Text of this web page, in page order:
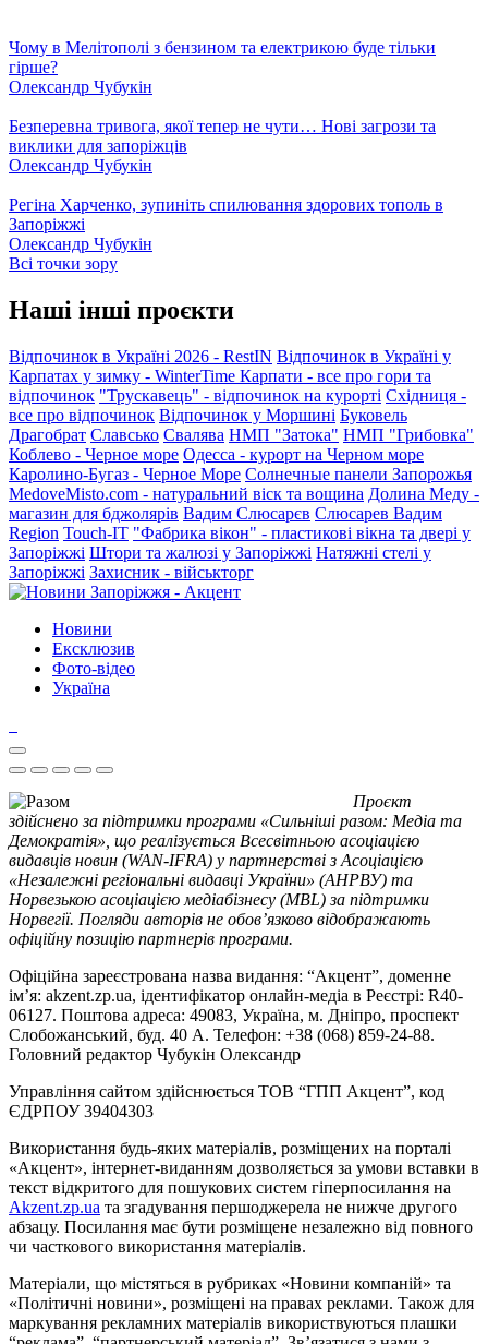
Чому в Мелітополі з бензином та електрикою буде тільки
гірше?
Олександр Чубукін
Безперевна тривога, якої тепер не чути… Нові загрози та
виклики для запоріжців
Олександр Чубукін
Регіна Харченко, зупиніть спилювання здорових тополь в
Запоріжжі
Олександр Чубукін
Всі точки зору
Наші інші проєкти
Відпочинок в Україні 2026 - RestIN Відпочинок в Україні у
Карпатах у зимку - WinterTime Карпати - все про гори та
відпочинок "Трускавець" - відпочинок на курорті Східниця -
все про відпочинок Відпочинок у Моршині Буковель
Драгобрат Славсько Свалява НМП "Затока" НМП "Грибовка"
Коблево - Черное море Одесса - курорт на Черном море
Каролино-Бугаз - Черное Море Солнечные панели Запорожья
MedoveMisto.com - натуральний віск та вощина Долина Меду -
магазин для бджолярів Вадим Слюсарєв Слюсарев Вадим
Region Touch-IT "Фабрика вікон" - пластикові вікна та двері у
Запоріжжі Штори та жалюзі у Запоріжжі Натяжні стелі у
Запоріжжі Захисник - військторг
Новини
Ексклюзив
Фото-відео
Україна
Проєкт
здійснено за підтримки програми «Сильніші разом: Медіа та
Демократія», що реалізується Всесвітньою асоціацією
видавців новин (WAN-IFRA) у партнерстві з Асоціацією
«Незалежні регіональні видавці України» (АНРВУ) та
Норвезькою асоціацією медіабізнесу (MBL) за підтримки
Норвегії. Погляди авторів не обов’язково відображають
офіційну позицію партнерів програми.
Офіційна зареєстрована назва видання: “Акцент”, доменне
ім’я: akzent.zp.ua, ідентифікатор онлайн-медіа в Реєстрі: R40-
06127. Поштова адреса: 49083, Україна, м. Дніпро, проспект
Слобожанський, буд. 40 А. Телефон: +38 (068) 859-24-88.
Головний редактор Чубукін Олександр
Управління сайтом здійснюється ТОВ “ГПП Акцент”, код
ЄДРПОУ 39404303
Використання будь-яких матеріалів, розміщених на порталі
«Акцент», інтернет-виданням дозволяється за умови вставки в
текст відкритого для пошукових систем гіперпосилання на
Akzent.zp.ua та згадування першоджерела не нижче другого
абзацу. Посилання має бути розміщене незалежно від повного
чи часткового використання матеріалів.
Матеріали, що містяться в рубриках «Новини компаній» та
«Політичні новини», розміщені на правах реклами. Також для
маркування рекламних матеріалів використвуються плашки